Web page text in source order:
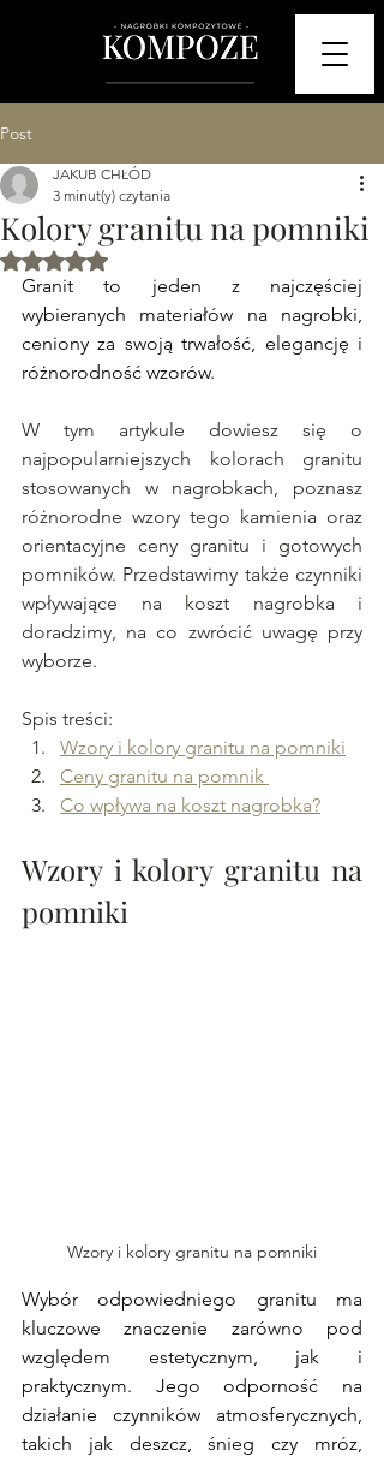
Post
Kolory granitu na pomniki
JAKUB CHŁÓD
3 minut(y) czytania
Oceniono na NaN z 5 gwiazdek.
Granit to jeden z najczęściej
wybieranych materiałów na nagrobki,
ceniony za swoją trwałość, elegancję i
różnorodność wzorów.
W tym artykule dowiesz się o
najpopularniejszych kolorach granitu
stosowanych w nagrobkach, poznasz
różnorodne wzory tego kamienia oraz
orientacyjne ceny granitu i gotowych
pomników. Przedstawimy także czynniki
wpływające na koszt nagrobka i
doradzimy, na co zwrócić uwagę przy
wyborze.
Spis treści:
Wzory i kolory granitu na pomniki
Ceny granitu na pomnik
Co wpływa na koszt nagrobka?
Wzory i kolory granitu na
pomniki
Wzory i kolory granitu na pomniki
Wybór odpowiedniego granitu ma
kluczowe znaczenie zarówno pod
względem estetycznym, jak i
praktycznym. Jego odporność na
działanie czynników atmosferycznych,
takich jak deszcz, śnieg czy mróz,